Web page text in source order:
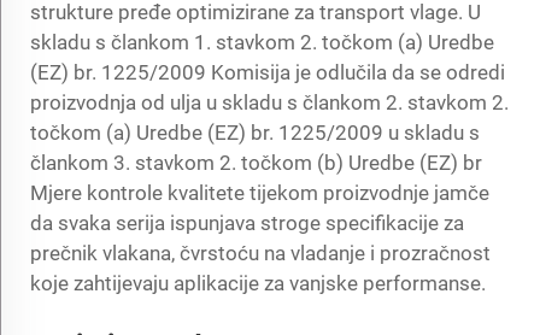
strukture pređe optimizirane za transport vlage. U
skladu s člankom 1. stavkom 2. točkom (a) Uredbe
(EZ) br. 1225/2009 Komisija je odlučila da se odredi
proizvodnja od ulja u skladu s člankom 2. stavkom 2.
točkom (a) Uredbe (EZ) br. 1225/2009 u skladu s
člankom 3. stavkom 2. točkom (b) Uredbe (EZ) br
Mjere kontrole kvalitete tijekom proizvodnje jamče
da svaka serija ispunjava stroge specifikacije za
prečnik vlakana, čvrstoću na vladanje i prozračnost
koje zahtijevaju aplikacije za vanjske performanse.